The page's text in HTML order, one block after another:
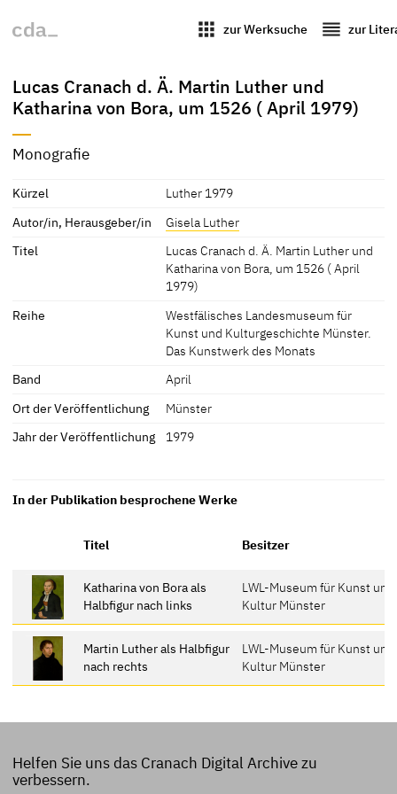
apps zur Werksuche reorder zur
Lucas Cranach d. Ä. Martin Luther und
Katharina von Bora, um 1526 ( April 1979)
Monografie
Kürzel
Luther 1979
Autor/in, Herausgeber/in
Gisela Luther
Titel
Lucas Cranach d. Ä. Martin Luther und
Katharina von Bora, um 1526 ( April
1979)
Reihe
Westfälisches Landesmuseum für
Kunst und Kulturgeschichte Münster.
Das Kunstwerk des Monats
Band
April
Ort der Veröffentlichung
Münster
Jahr der Veröffentlichung
1979
In der Publikation besprochene Werke
Titel Besitzer
Katharina von Bora als
Halbfigur nach links
LWL-Museum für Kunst und
Kultur Münster
Martin Luther als Halbfigur
nach rechts
LWL-Museum für Kunst und
Kultur Münster
Helfen Sie uns das Cranach Digital Archive zu
verbessern.